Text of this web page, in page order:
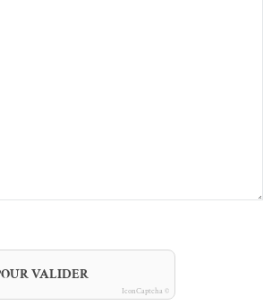
VALIDER
IconCaptcha ©